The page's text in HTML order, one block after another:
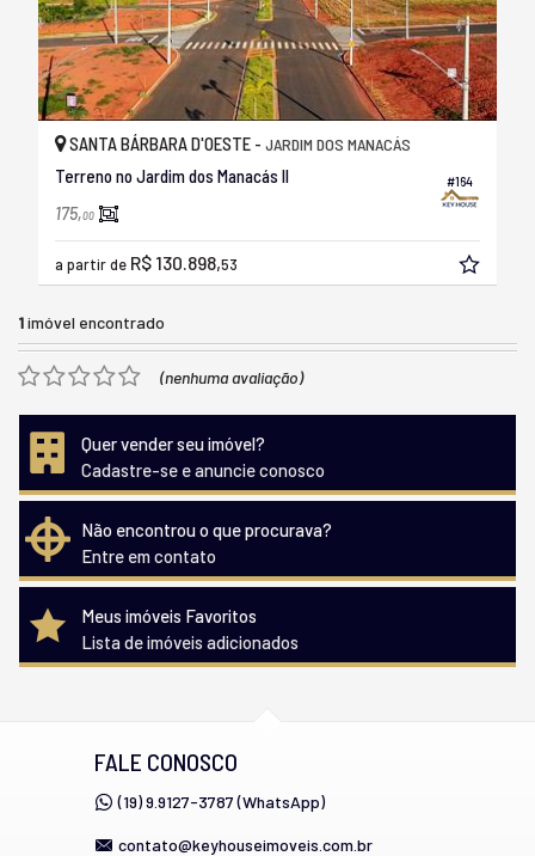
#164
SANTA BÁRBARA D'OESTE - JARDIM DOS MANACÁS
Terreno no Jardim dos Manacás II
175,00
a partir de R$ 130.898,53
1imóvel encontrado
(nenhuma avaliação)
Quer vender seu imóvel?
Cadastre-se e anuncie conosco
Não encontrou o que procurava?
Entre em contato
Meus imóveis Favoritos
Lista de imóveis adicionados
FALE CONOSCO
(19) 9.9127-3787 (WhatsApp)
contato@keyhouseimoveis.com.br